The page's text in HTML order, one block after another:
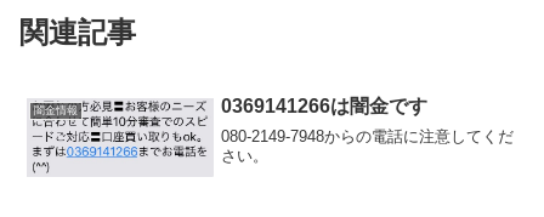
関連記事
闇金情報 0369141266は闇金です
080-2149-7948からの電話に注意してくだ
さい。